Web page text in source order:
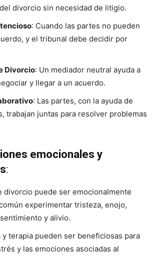
divorcio sin necesidad de litigio.
: Cuando las partes no pueden
y el tribunal debe decidir por
Divorcio: Un mediador neutral ayuda a
y llegar a un acuerdo.
: Las partes, con la ayuda de
trabajan juntas para resolver problemas
emocionales y
:
divorcio puede ser emocionalmente
experimentar tristeza, enojo,
y alivio.
y terapia pueden ser beneficiosas para
y las emociones asociadas al